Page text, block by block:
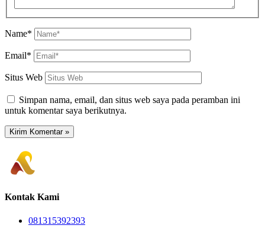
Name*
Email*
Situs Web
Simpan nama, email, dan situs web saya pada peramban ini
untuk komentar saya berikutnya.
Kontak Kami
081315392393